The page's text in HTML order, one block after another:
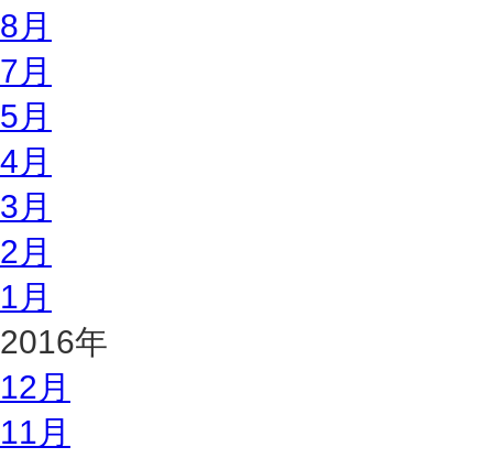
8月
7月
5月
4月
3月
2月
1月
2016年
12月
11月